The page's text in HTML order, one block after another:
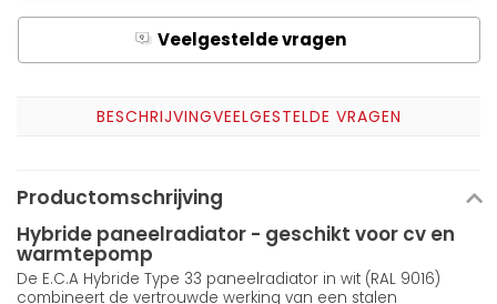
Q Veelgestelde vragen
BESCHRIJVINGVEELGESTELDE VRAGEN
Productomschrijving
Hybride paneelradiator - geschikt voor cv en
warmtepomp
De E.C.A Hybride Type 33 paneelradiator in wit (RAL 9016)
combineert de vertrouwde werking van een stalen